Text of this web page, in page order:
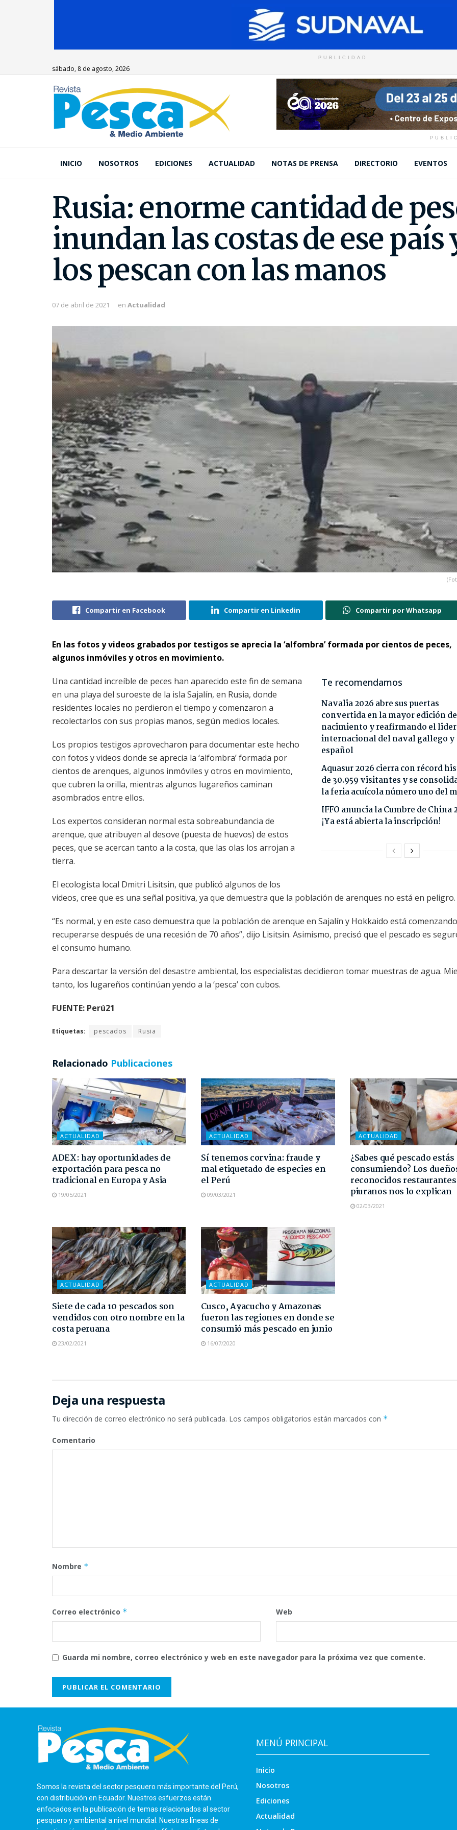
PUBLICIDAD
sábado, 8 de agosto, 2026
INICIO NOSOTROS EDICIONES ACTUALIDAD NOTAS DE PRENSA DIRECTORIO EVENTOS
Rusia: enorme cantidad de
inundan las costas de ese
los pescan con las manos
07 de abril de 2021 en Actualidad
Compartir en Facebook Compartir en Linkedin Compartir por Whatsapp
En las fotos y videos grabados por testigos se aprecia la ‘alfombra’ formada por cientos de peces,
algunos inmóviles y otros en movimiento.
Te recomendamos
Navalia 2026 abre sus puertas
convertida en la mayor edición
nacimiento y reafirmando el
internacional del naval gallego y
español
Aquasur 2026 cierra con récord
de 30.959 visitantes y se
la feria acuícola número uno del
IFFO anuncia la Cumbre de China
¡Ya está abierta la inscripción!
Una cantidad increíble de peces han aparecido este fin de semana
en una playa del suroeste de la isla Sajalín, en Rusia, donde
residentes locales no perdieron el tiempo y comenzaron a
recolectarlos con sus propias manos, según medios locales.
Los propios testigos aprovecharon para documentar este hecho
con fotos y videos donde se aprecia la ‘alfombra’ formada por
cientos de arenques, algunos inmóviles y otros en movimiento,
que cubren la orilla, mientras algunos lugareños caminan
asombrados entre ellos.
Los expertos consideran normal esta sobreabundancia de
arenque, que atribuyen al desove (puesta de huevos) de estos
peces, que se acercan tanto a la costa, que las olas los arrojan a
tierra.
El ecologista local Dmitri Lisitsin, que publicó algunos de los
videos, cree que es una señal positiva, ya que demuestra que la población de arenques no está en peligro.
“Es normal, y en este caso demuestra que la población de arenque en Sajalín y Hokkaido está
recuperarse después de una recesión de 70 años”, dijo Lisitsin. Asimismo, precisó que el pescado es
el consumo humano.
Para descartar la versión del desastre ambiental, los especialistas decidieron tomar muestras de agua.
tanto, los lugareños continúan yendo a la ‘pesca’ con cubos.
FUENTE: Perú21
Etiquetas: pescados Rusia
Relacionado Publicaciones
ACTUALIDAD
ADEX: hay oportunidades de
exportación para pesca no
tradicional en Europa y Asia
19/05/2021
ACTUALIDAD
Sí tenemos corvina: fraude y
mal etiquetado de especies en
el Perú
09/03/2021
ACTUALIDAD
¿Sabes qué pescado estás
consumiendo? Los
reconocidos restaurantes
piuranos nos lo explican
02/03/2021
ACTUALIDAD
Siete de cada 10 pescados son
vendidos con otro nombre en la
costa peruana
23/02/2021
ACTUALIDAD
Cusco, Ayacucho y Amazonas
fueron las regiones en donde se
consumió más pescado en junio
16/07/2020
Deja una respuesta
Tu dirección de correo electrónico no será publicada. Los campos obligatorios están marcados con *
Comentario
Nombre *
Correo electrónico * Web
Guarda mi nombre, correo electrónico y web en este navegador para la próxima vez que comente.
Somos la revista del sector pesquero más importante del Perú,
con distribución en Ecuador. Nuestros esfuerzos están
enfocados en la publicación de temas relacionados al sector
pesquero y ambiental a nivel mundial. Nuestras líneas de
MENÚ PRINCIPAL
Inicio
Nosotros
Ediciones
Actualidad